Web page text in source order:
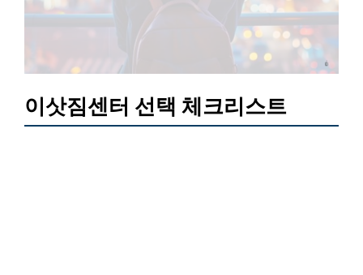
이삿짐센터 선택 체크리스트